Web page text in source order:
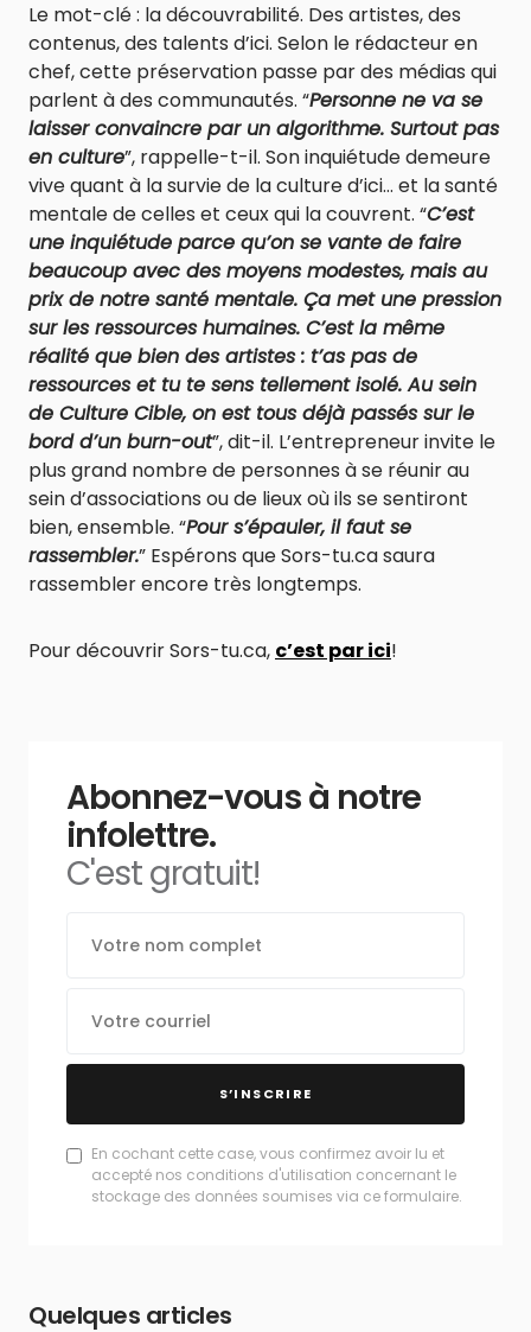
Le mot-clé : la découvrabilité. Des artistes, des
contenus, des talents d’ici. Selon le rédacteur en
chef, cette préservation passe par des médias qui
parlent à des communautés. “Personne ne va se
laisser convaincre par un algorithme. Surtout pas
en culture”, rappelle-t-il. Son inquiétude demeure
vive quant à la survie de la culture d’ici… et la santé
mentale de celles et ceux qui la couvrent. “C’est
une inquiétude parce qu’on se vante de faire
beaucoup avec des moyens modestes, mais au
prix de notre santé mentale. Ça met une pression
sur les ressources humaines. C’est la même
réalité que bien des artistes : t’as pas de
ressources et tu te sens tellement isolé. Au sein
de Culture Cible, on est tous déjà passés sur le
bord d’un burn-out”, dit-il. L’entrepreneur invite le
plus grand nombre de personnes à se réunir au
sein d’associations ou de lieux où ils se sentiront
bien, ensemble. “Pour s’épauler, il faut se
rassembler.” Espérons que Sors-tu.ca saura
rassembler encore très longtemps.
Pour découvrir Sors-tu.ca, c’est par ici!
Abonnez-vous à notre
infolettre.
C'est gratuit!
S’INSCRIRE
En cochant cette case, vous confirmez avoir lu et
accepté nos conditions d'utilisation concernant le
stockage des données soumises via ce formulaire.
Quelques articles